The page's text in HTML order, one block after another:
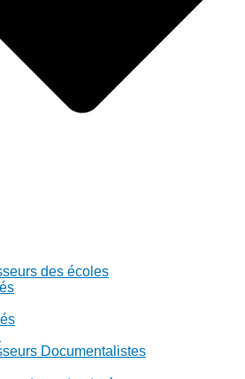
des écoles
Documentalistes